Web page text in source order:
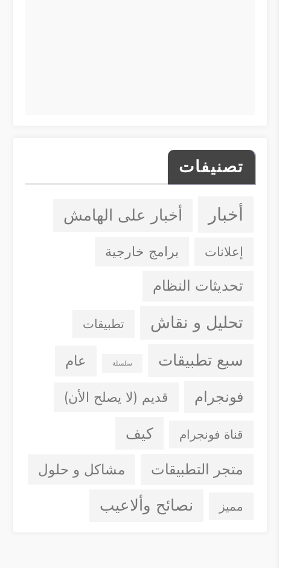
تصنيفات
أخبار أخبار على الهامش
إعلانات برامج خارجية
تحديثات النظام
تحليل و نقاش تطبيقات
سبع تطبيقات سلسلة عام
فونجرام قديم (لا يصلح الأن)
قناة فونجرام كيف
متجر التطبيقات مشاكل و حلول
مميز نصائح وألاعيب